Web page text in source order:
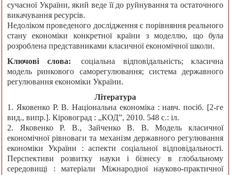
сучасної України, який веде її до руйнування та остаточного
викачування ресурсів.
Недоліком проведеного дослідження є порівняння реального
стану економіки конкретної країни з моделлю, що була
розроблена представниками класичної економічної школи.
Ключові слова:
соціальна відповідальність; класична
модель ринкового саморегулювання; система державного
регулювання економіки України.
Література
1. Яковенко Р. В. Національна економіка : навч. посіб. [2-ге
вид., випр.]. Кіровоград : „КОД”, 2010. 548 с.: іл.
2. Яковенко Р. В., Зайченко В. В. Модель класичної
економічної рівноваги та механізм державного регулювання
економіки України : аспекти соціальної відповідальності.
Перспективи розвитку науки і бізнесу в глобальному
середовищі : матеріали Міжнародної науково-практичної